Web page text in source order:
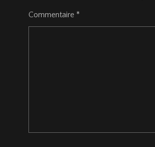
Commentaire *